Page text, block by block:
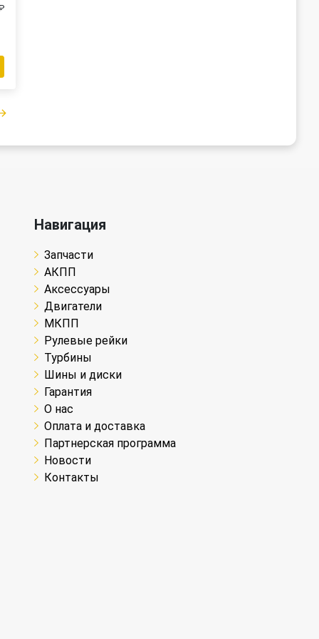
Навигация
Запчасти
АКПП
Аксессуары
Двигатели
МКПП
Рулевые рейки
Турбины
Шины и диски
Гарантия
О нас
Оплата и доставка
Партнерская программа
Новости
Контакты